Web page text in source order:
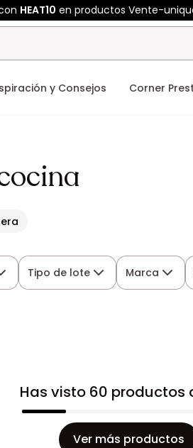
HEAT10en productos Vente-
y Consejos Corner
Tipo de lote Marca
Has visto 60 productos
Ver más productos